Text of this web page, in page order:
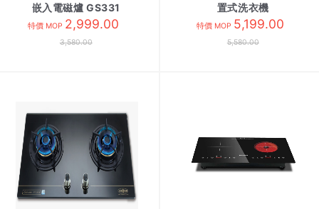
嵌入電磁爐 GS331
SCHOTT
特價 MOP 2,999.00
3,580.00
置式洗衣機
WHE25300HK 白色
特價 MOP 5,199.00
5,580.00